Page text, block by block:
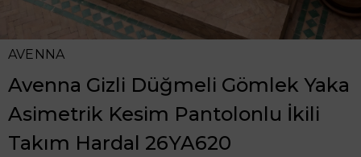
AVENNA
Avenna Gizli Düğmeli Gömlek Yaka
Asimetrik Kesim Pantolonlu İkili
Takım Hardal 26YA620